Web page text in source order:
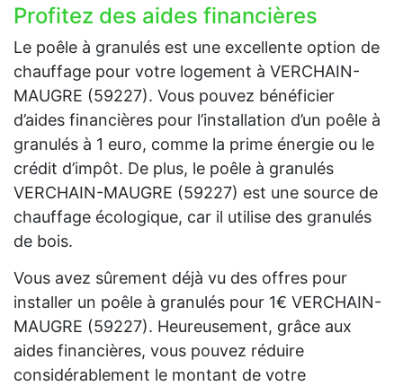
Profitez des aides financières
Le poêle à granulés est une excellente option de
chauffage pour votre logement à VERCHAIN-
MAUGRE (59227). Vous pouvez bénéficier
d’aides financières pour l’installation d’un poêle à
granulés à 1 euro, comme la prime énergie ou le
crédit d’impôt. De plus, le poêle à granulés
VERCHAIN-MAUGRE (59227) est une source de
chauffage écologique, car il utilise des granulés
de bois.
Vous avez sûrement déjà vu des offres pour
installer un poêle à granulés pour 1€ VERCHAIN-
MAUGRE (59227). Heureusement, grâce aux
aides financières, vous pouvez réduire
considérablement le montant de votre